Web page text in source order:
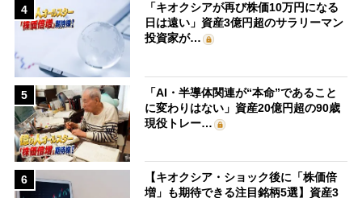
4
「キオクシアが再び株価10万円になる
日は遠い」資産3億円超のサラリーマン
投資家が…
5
「AI・半導体関連が“本命”であること
に変わりはない」資産20億円超の90歳
現役トレー…
6
【キオクシア・ショック後に「株価倍
増」も期待できる注目銘柄5選】資産3